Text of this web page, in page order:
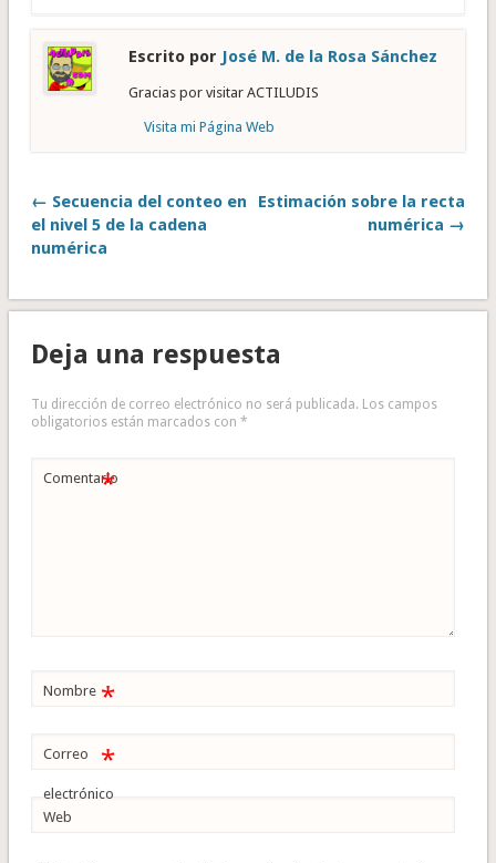
Escrito por José M. de la Rosa Sánchez
Gracias por visitar ACTILUDIS
Visita mi Página Web
← Secuencia del conteo en
el nivel 5 de la cadena
numérica
Estimación sobre la recta
numérica →
Deja una respuesta
Tu dirección de correo electrónico no será publicada. Los campos
obligatorios están marcados con *
Comentario
*
Nombre *
Correo
electrónico
*
Web